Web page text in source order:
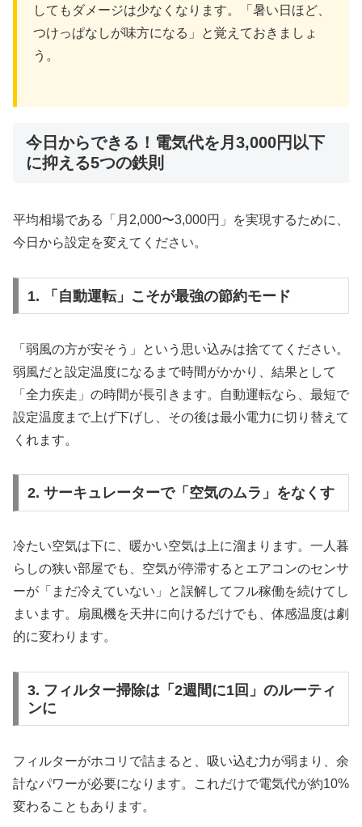
してもダメージは少なくなります。「暑い日ほど、
つけっぱなしが味方になる」と覚えておきましょ
う。
今日からできる！電気代を月3,000円以下
に抑える5つの鉄則
平均相場である「月2,000〜3,000円」を実現するために、
今日から設定を変えてください。
1. 「自動運転」こそが最強の節約モード
「弱風の方が安そう」という思い込みは捨ててください。
弱風だと設定温度になるまで時間がかかり、結果として
「全力疾走」の時間が長引きます。自動運転なら、最短で
設定温度まで上げ下げし、その後は最小電力に切り替えて
くれます。
2. サーキュレーターで「空気のムラ」をなくす
冷たい空気は下に、暖かい空気は上に溜まります。一人暮
らしの狭い部屋でも、空気が停滞するとエアコンのセンサ
ーが「まだ冷えていない」と誤解してフル稼働を続けてし
まいます。扇風機を天井に向けるだけでも、体感温度は劇
的に変わります。
3. フィルター掃除は「2週間に1回」のルーティ
ンに
フィルターがホコリで詰まると、吸い込む力が弱まり、余
計なパワーが必要になります。これだけで電気代が約10%
変わることもあります。